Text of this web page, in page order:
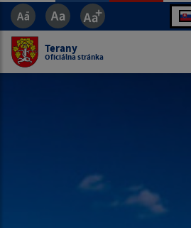
Terany
Oficiálna stránka